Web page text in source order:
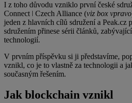
I z toho důvodu vzniklo první české
Connect ǀ Czech Alliance (viz box vpravo
jeden z hlavních cílů sdružení a Peak.cz
sdružením přinese sérii článků,
technologií.
V prvním příspěvku si ji představíme,
vznikl, co je to vlastně za technologii a
současným řešením.
Jak blockchain vznikl